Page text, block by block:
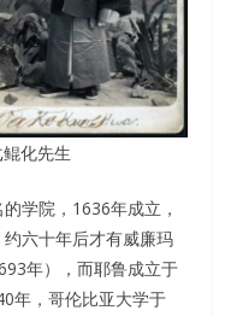
化先生
学院，1636年成立，
六十年后才有威廉玛
年），而耶鲁成立于
年，哥伦比亚大学于